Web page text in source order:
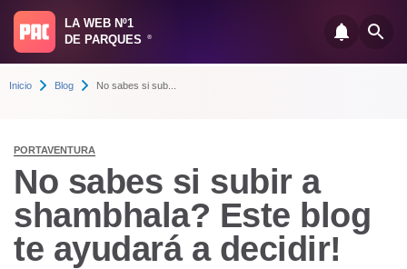
LA WEB Nº1
DE PARQUES
®
Inicio Blog No sabes si sub...
PORTAVENTURA
No sabes si subir a
shambhala? Este blog
te ayudará a decidir!